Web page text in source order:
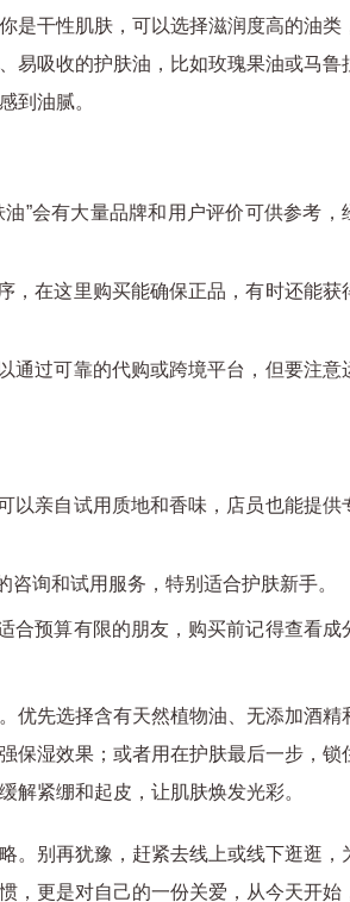
是干性肌肤，可以选择滋润度高的油类
易吸收的护肤油，比如玫瑰果油或马鲁
到油腻。
”会有大量品牌和用户评价可供参考，
，在这里购买能确保正品，有时还能获
通过可靠的代购或跨境平台，但要注意
以亲自试用质地和香味，店员也能提供
询和试用服务，特别适合护肤新手。
合预算有限的朋友，购买前记得查看成
优先选择含有天然植物油、无添加酒精
保湿效果；或者用在护肤最后一步，锁
解紧绷和起皮，让肌肤焕发光彩。
。别再犹豫，赶紧去线上或线下逛逛，
，更是对自己的一份关爱，从今天开始